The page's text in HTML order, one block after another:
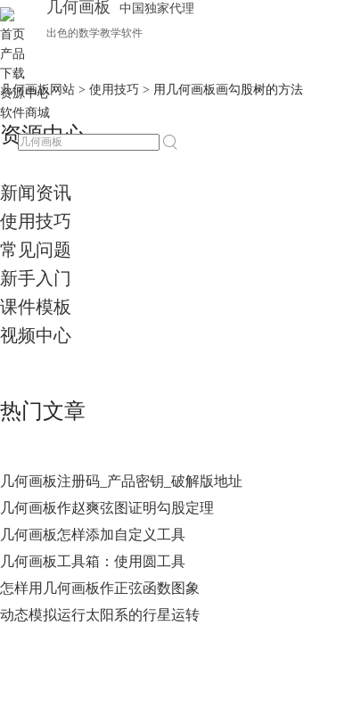
几何画板 中国独家代理
出色的数学教学软件
首页
产品
下载
资源中心
软件商城
几何画板网站 > 使用技巧 > 用几何画板画勾股树的方法
资源中心
新闻资讯
使用技巧
常见问题
新手入门
课件模板
视频中心
热门文章
几何画板注册码_产品密钥_破解版地址
几何画板作赵爽弦图证明勾股定理
几何画板怎样添加自定义工具
几何画板工具箱：使用圆工具
怎样用几何画板作正弦函数图象
动态模拟运行太阳系的行星运转